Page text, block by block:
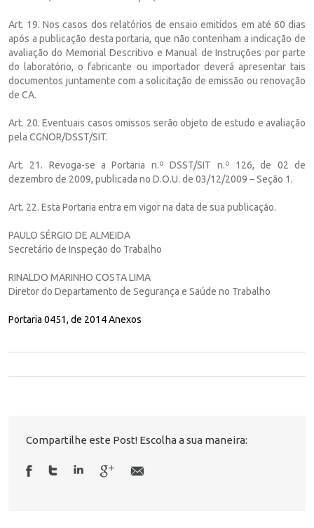
Art. 19. Nos casos dos relatórios de ensaio emitidos em até 60 dias
após a publicação desta portaria, que não contenham a indicação de
avaliação do Memorial Descritivo e Manual de Instruções por parte
do laboratório, o fabricante ou importador deverá apresentar tais
documentos juntamente com a solicitação de emissão ou renovação
de CA.
Art. 20. Eventuais casos omissos serão objeto de estudo e avaliação
pela CGNOR/DSST/SIT.
Art. 21. Revoga-se a Portaria n.º DSST/SIT n.º 126, de 02 de
dezembro de 2009, publicada no D.O.U. de 03/12/2009 – Seção 1.
Art. 22. Esta Portaria entra em vigor na data de sua publicação.
PAULO SÉRGIO DE ALMEIDA
Secretário de Inspeção do Trabalho
RINALDO MARINHO COSTA LIMA
Diretor do Departamento de Segurança e Saúde no Trabalho
Portaria 0451, de 2014 Anexos
Compartilhe este Post! Escolha a sua maneira: